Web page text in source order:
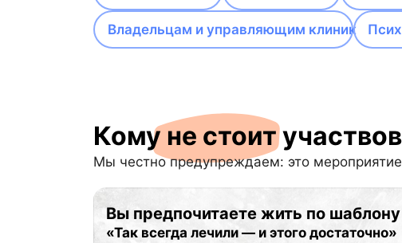
Владельцам и управляющим клиник
Кому не стоит
Мы честно предупреждаем: это
Вы предпочитаете жить по шаблону
«Так всегда лечили — и этого достаточно»